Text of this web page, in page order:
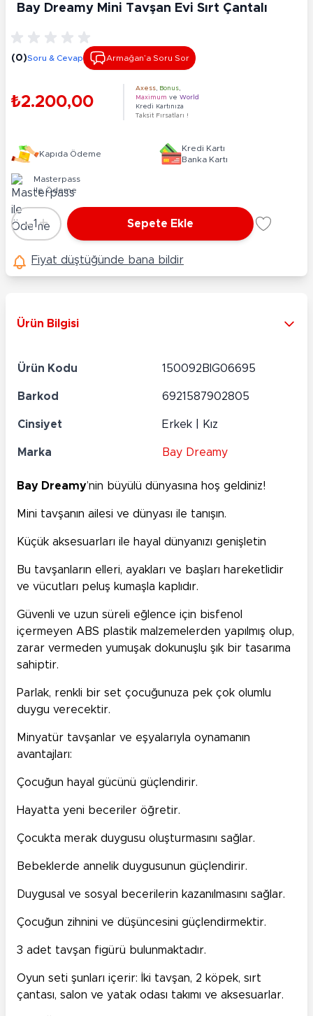
Bay Dreamy Mini Tavşan Evi Sırt Çantalı
(0)Soru & Cevap Armağan’a Soru Sor
₺2.200,00
Axess Bonus
Maximum ve World
Kredi Kartınıza
Taksit Fırsatları !
Kapıda Ödeme
Kredi Kartı
Banka Kartı
Masterpass
ile Ödeme
Adet
-1 + Sepete Ekle
Fiyat düştüğünde bana bildir
Ürün Bilgisi
Ürün Kodu 150092BIG06695
Barkod 6921587902805
Cinsiyet Erkek | Kız
Marka Bay Dreamy
Bay Dreamy’nin büyülü dünyasına hoş geldiniz!
Mini tavşanın ailesi ve dünyası ile tanışın.
Küçük aksesuarları ile hayal dünyanızı genişletin
Bu tavşanların elleri, ayakları ve başları hareketlidir
ve vücutları peluş kumaşla kaplıdır.
Güvenli ve uzun süreli eğlence için bisfenol
içermeyen ABS plastik malzemelerden yapılmış olup,
zarar vermeden yumuşak dokunuşlu şık bir tasarıma
sahiptir.
Parlak, renkli bir set çocuğunuza pek çok olumlu
duygu verecektir.
Minyatür tavşanlar ve eşyalarıyla oynamanın
avantajları:
Çocuğun hayal gücünü güçlendirir.
Hayatta yeni beceriler öğretir.
Çocukta merak duygusu oluşturmasını sağlar.
Bebeklerde annelik duygusunun güçlendirir.
Duygusal ve sosyal becerilerin kazanılmasını sağlar.
Çocuğun zihnini ve düşüncesini güçlendirmektir.
3 adet tavşan figürü bulunmaktadır.
Oyun seti şunları içerir: İki tavşan, 2 köpek, sırt
çantası, salon ve yatak odası takımı ve aksesuarlar.